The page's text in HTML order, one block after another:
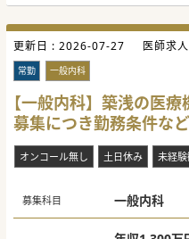
ており、全体で約150床の
■外来は内科と整形外科が
や呼吸器疾患の方が主にご
■救急車の受け入れは、月
着いた救急体制を維持して
【やりがい】
■オンコール対応は原則な
ので、仕事と私生活の調和
■地域に密着し、急性期か
経過を見守ることができま
■一般内科診療を担いなが
活かした外来診療が可能で
更新日 : 2026-07-27 医師求
常勤 一般内科
【一般内科】築浅の医
募集につき勤務条件な
オンコール無し 土日休み 未経験
募集科目 一般内科